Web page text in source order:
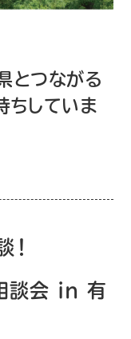
とつながる
していま
！
談会 in 有